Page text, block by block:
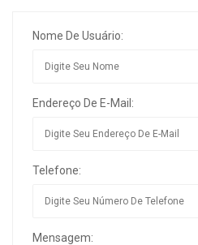
Nome De Usuário:
Endereço De E-Mail:
Telefone:
Mensagem: